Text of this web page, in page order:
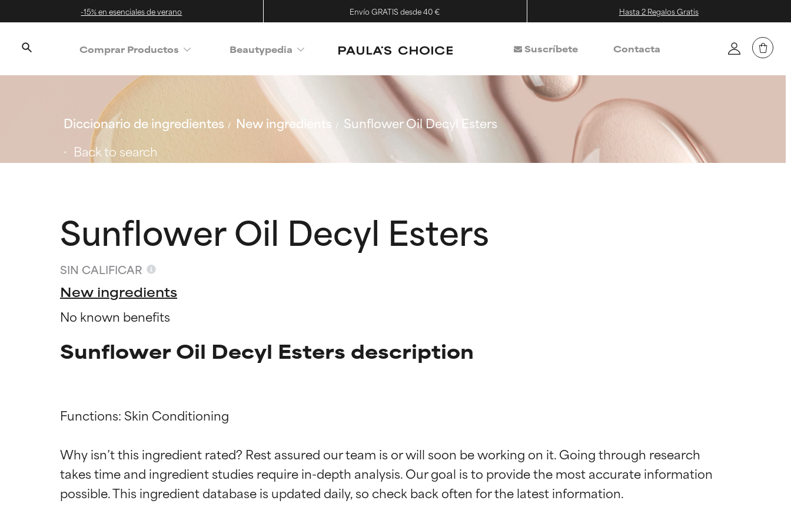
-15% en esenciales de verano Envío GRATIS desde 40 € Hasta 2 Regalos Gratis
Comprar Productos Beautypedia Suscríbete Contacta
Diccionario de ingredientes New ingredients
Sunflower Oil Decyl Esters
Back to search
Sunflower Oil Decyl Esters
SIN CALIFICAR
New ingredients
No known benefits
Sunflower Oil Decyl Esters description
Functions: Skin Conditioning
Why isn’t this ingredient rated? Rest assured our team is or will soon be working on it. Going through research
takes time and ingredient studies require in-depth analysis. Our goal is to provide the most accurate information
Calificaciones de ingredientes
EXCELENTE
Calificaciones de ingredientes
EXCELENTE